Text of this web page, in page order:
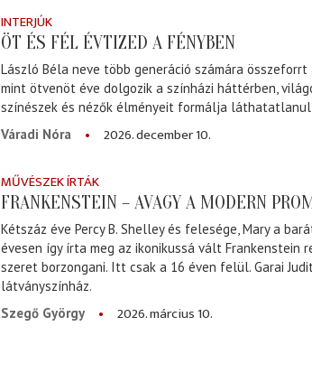
INTERJÚK
ÖT ÉS FÉL ÉVTIZED A FÉNYBEN
László Béla neve több generáció számára
mint ötvenöt éve dolgozik a színházi háttérben,
színészek és nézők élményeit formálja
Váradi Nóra
2026. december 10.
MŰVÉSZEK ÍRTÁK
FRANKENSTEIN – AVAGY A MODERN
Kétszáz éve Percy B. Shelley és felesége, Mary a
évesen így írta meg az ikonikussá vált Frankenstein
szeret borzongani. Itt csak a 16 éven felül. Garai
látványszínház.
Szegő György
2026. március 10.